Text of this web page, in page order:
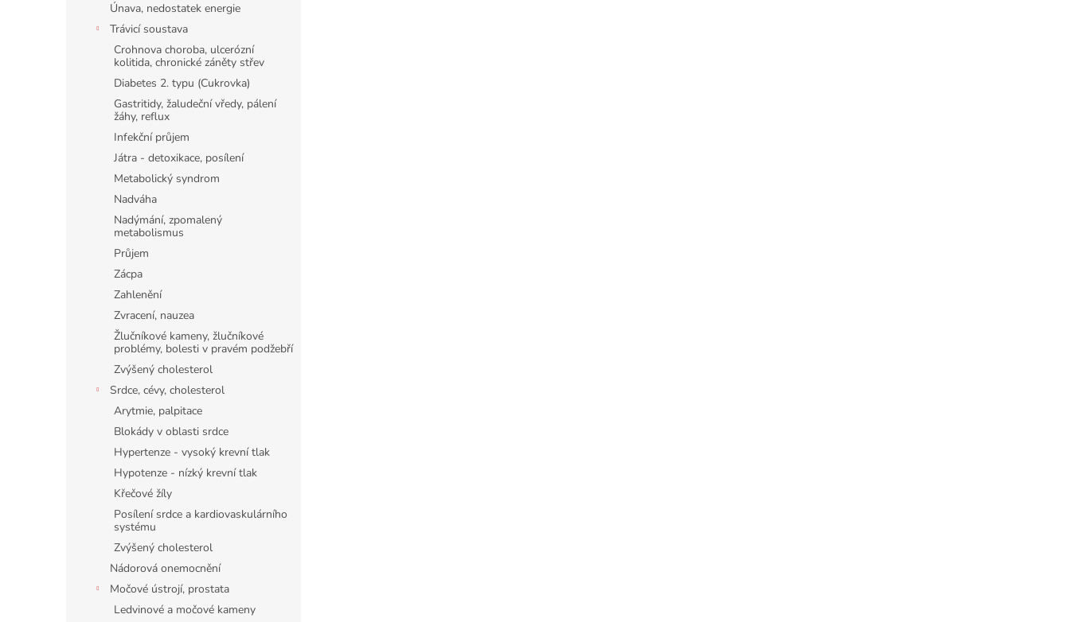
Únava, nedostatek energie
Trávicí soustava
Crohnova choroba, ulcerózní
kolitida, chronické záněty střev
Diabetes 2. typu (Cukrovka)
Gastritidy, žaludeční vředy, pálení
žáhy, reflux
Infekční průjem
Játra - detoxikace, posílení
Metabolický syndrom
Nadváha
Nadýmání, zpomalený
metabolismus
Průjem
Zácpa
Zahlenění
Zvracení, nauzea
Žlučníkové kameny, žlučníkové
problémy, bolesti v pravém podžebří
Zvýšený cholesterol
Srdce, cévy, cholesterol
Arytmie, palpitace
Blokády v oblasti srdce
Hypertenze - vysoký krevní tlak
Hypotenze - nízký krevní tlak
Křečové žíly
Posílení srdce a kardiovaskulárního
systému
Zvýšený cholesterol
Nádorová onemocnění
Močové ústrojí, prostata
Ledvinové a močové kameny